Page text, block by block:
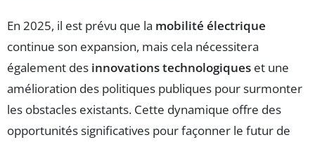
En 2025, il est prévu que la mobilité électrique
continue son expansion, mais cela nécessitera
également des innovations technologiques et une
amélioration des politiques publiques pour surmonter
les obstacles existants. Cette dynamique offre des
opportunités significatives pour façonner le futur de